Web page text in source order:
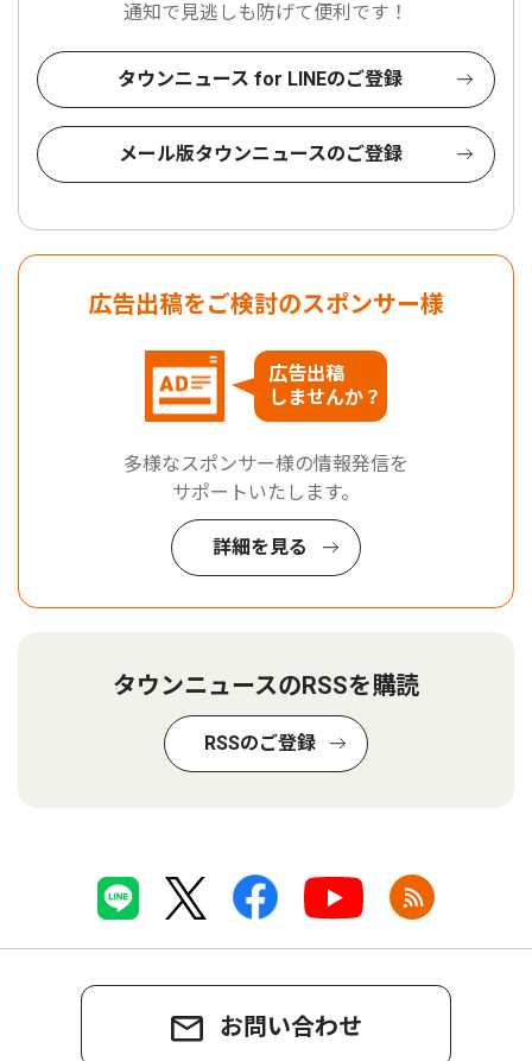
通知で見逃しも防げて便利です！
タウンニュース for LINEのご登録
メール版タウンニュースのご登録
広告出稿をご検討のスポンサー様
広告出稿
しませんか？
多様なスポンサー様の情報発信を
サポートいたします。
詳細を見る
タウンニュースのRSSを購読
RSSのご登録
お問い合わせ